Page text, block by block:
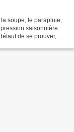
soupe, le parapluie,
saisonnière.
de se prouver,